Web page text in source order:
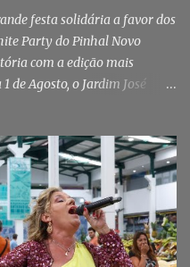
flagrante De ...
festa solidária a favor dos
Party do Pinhal Novo
com a edição mais
de Agosto, o Jardim José
a Associação Humanitária
Novo, reforçando o espírito
evento. O branco é a cor
Novo 10 anos depois da
a ser muito mais do que
ponto de encontro entre